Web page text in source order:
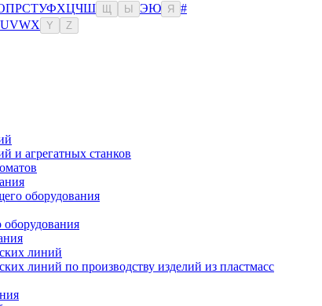
ПРСТУФХЦЧШ Ы ЭЮ Я
#
UVWX Y Z
и агрегатных станков
оборудования
оборудования
линий
линий по производству изделий из пластмасс